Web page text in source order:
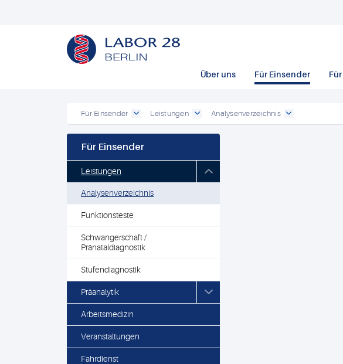
Über uns Für Einsender
Für Einsender Leistungen Analysenverzeichnis
Für Einsender
Leistungen
Analysenverzeichnis
Funktionsteste
Schwangerschaft /
Pränataldiagnostik
Stufendiagnostik
Präanalytik
Arbeitsmedizin
Veranstaltungen
Fahrdienst